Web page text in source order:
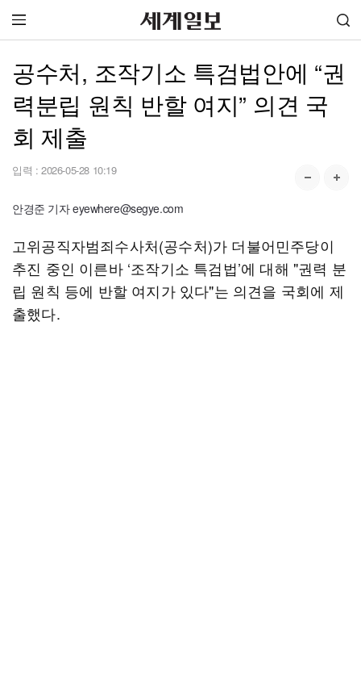
공수처, 조작기소 특검법안에 “권
력분립 원칙 반할 여지” 의견 국
회 제출
입력 : 2026-05-28 10:19
안경준 기자 eyewhere@segye.com
고위공직자범죄수사처(공수처)가 더불어민주당이
추진 중인 이른바 ‘조작기소 특검법’에 대해 "권력 분
립 원칙 등에 반할 여지가 있다"는 의견을 국회에 제
출했다.